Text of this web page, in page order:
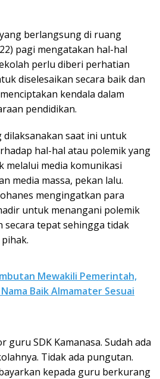
berlangsung di ruang
pagi mengatakan hal-hal
perlu diberi perhatian
diselesaikan secara baik dan
kendala dalam
pendidikan.
dilaksanakan saat ini untuk
hal-hal atau polemik yang
melalui media komunikasi
media massa, pekan lalu.
mengingatkan para
untuk menangani polemik
secara tepat sehingga tidak
Mewakili Pemerintah,
Baik Almamater Sesuai
guru SDK Kamanasa. Sudah ada
Tidak ada pungutan.
kepada guru berkurang